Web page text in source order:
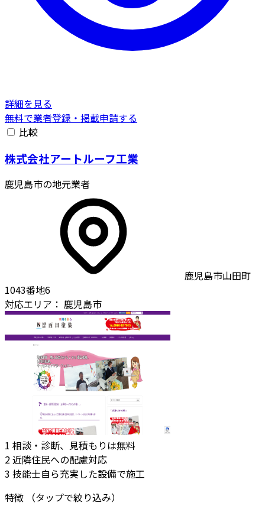
詳細を見る
無料で業者登録・掲載申請する
比較
株式会社アートルーフ工業
鹿児島市の地元業者
鹿児島市山田町
1043番地6
対応エリア： 鹿児島市
1 相談・診断、見積もりは無料
2近隣住民への配慮対応
3 技能士自ら充実した設備で施工
特徴
（タップで絞り込み）